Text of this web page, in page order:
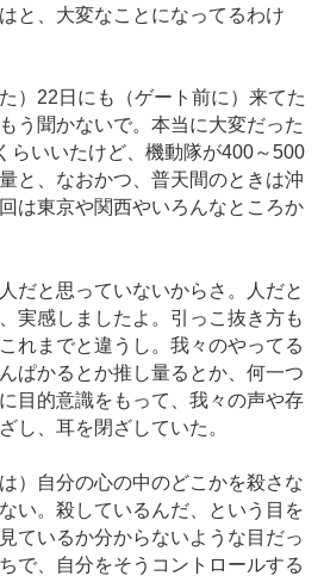
と、大変なことになってるわけ
）22日にも（ゲート前に）来てた
う聞かないで。本当に大変だった
らいいたけど、機動隊が400～500
と、なおかつ、普天間のときは沖
は東京や関西やいろんなところか
だと思っていないからさ。人だと
実感しましたよ。引っこ抜き方も
れまでと違うし。我々のやってる
ぱかるとか推し量るとか、何一つ
目的意識をもって、我々の声や存
し、耳を閉ざしていた。
）自分の心の中のどこかを殺さな
い。殺しているんだ、という目を
ているか分からないような目だっ
で、自分をそうコントロールする